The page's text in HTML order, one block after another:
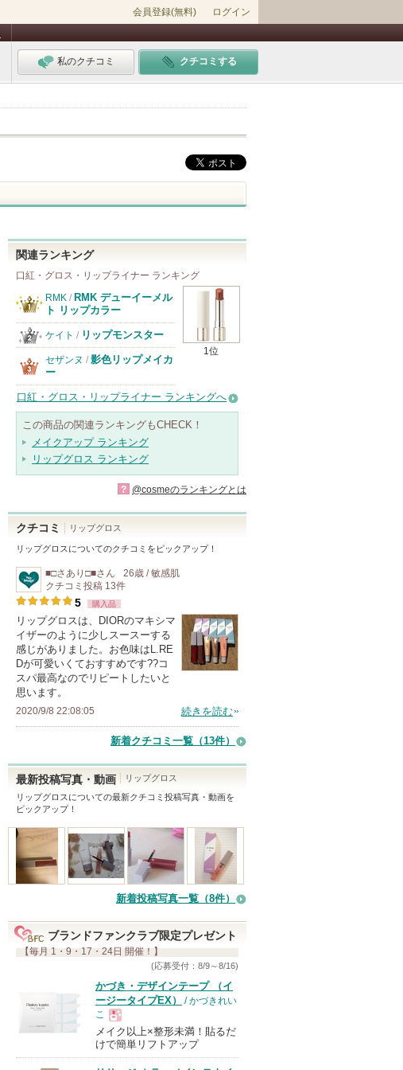
会員登録(無料) ログイン
私のクチコミ クチコミする
関連ランキング
口紅・グロス・リップライナー ランキング
1位
RMK / RMK デューイーメル
ト リップカラー
ケイト / リップモンスター
セザンヌ / 影色リップメイカ
ー
口紅・グロス・リップライナー ランキングへ
この商品の関連ランキングもCHECK！
メイクアップ ランキング
リップグロス ランキング
? @cosmeのランキングとは
クチコミ リップグロス
リップグロス についてのクチコミをピックアップ！
■□さあり□■さん
26歳 / 敏感肌
クチコミ投稿 13件
5 購入品
リップグロスは、DIORのマキシマ
イザーのように少しスースーする
感じがありました。お色味はL.RE
Dが可愛いくておすすめです??コ
スパ最高なのでリピートしたいと
思います。
2020/9/8 22:08:05 続きを読む
新着クチコミ一覧 （13件）
最新投稿写真・動画
リップグロス
リップグロス についての最新クチコミ投稿写真・動画を
ピックアップ！
新着投稿写真一覧（8件）
ブランドファンクラブ限定プレゼント
【毎月 1・9・17・24日 開催！】
(応募受付：8/9～8/16)
かづき・デザインテープ （イ
ージータイプEX）
/ かづきれい
こ
現
メイク以上×整形未満！貼るだ
けで簡単リフトアップ